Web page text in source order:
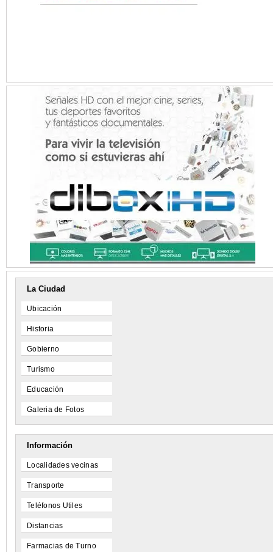
La Ciudad
Ubicación
Historia
Gobierno
Turismo
Educación
Galeria de Fotos
Información
Localidades vecinas
Transporte
Teléfonos Utiles
Distancias
Farmacias de Turno